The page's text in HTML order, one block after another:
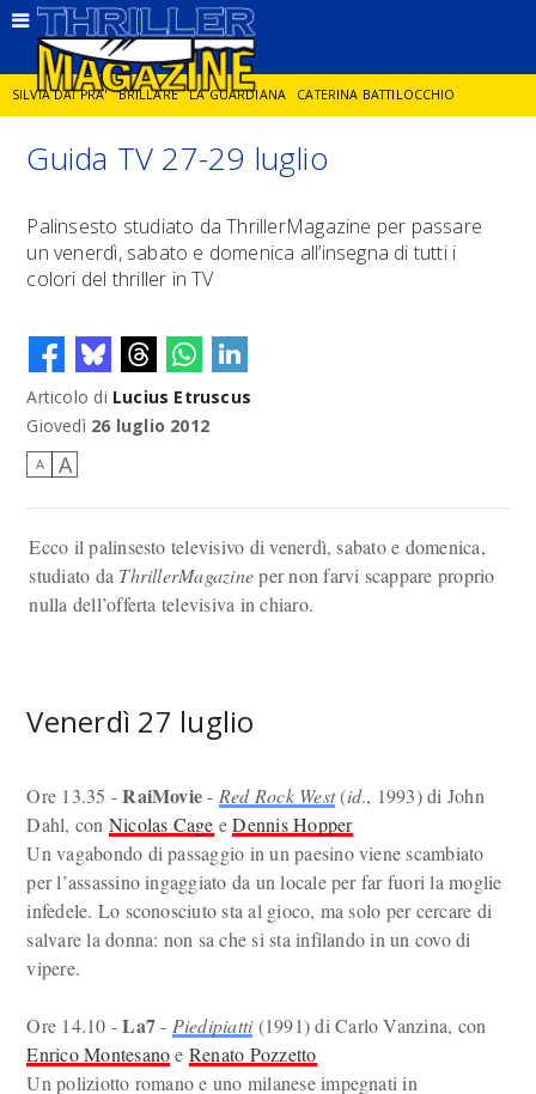
SILVIA DAI PRA' BRILLARE LA GUARDIANA CATERINA BATTILOCCHIO
JORGE DIAZ LA SPIA DELITTO IN CORNICE GIANCARLO DE CATALDO
DIEGO ZANDEL GLI ANNI DI PIETRA
Guida TV 27-29 luglio
Palinsesto studiato da ThrillerMagazine per passare
un venerdì, sabato e domenica all’insegna di tutti i
colori del thriller in TV
Articolo di Lucius Etruscus
Giovedì 26 luglio 2012
A A
Ecco il palinsesto televisivo di venerdì, sabato e domenica,
studiato da ThrillerMagazineper non farvi scappare proprio
nulla dell’offerta televisiva in chiaro.
Venerdì 27 luglio
Ore 13.35 -RaiMovie- Red Rock West(id., 1993) di John
Dahl, con Nicolas Cage eDennis Hopper
Un vagabondo di passaggio in un paesino viene scambiato
per l’assassino ingaggiato da un locale per far fuori la moglie
infedele. Lo sconosciuto sta al gioco, ma solo per cercare di
salvare la donna: non sa che si sta infilando in un covo di
vipere.
Ore 14.10 -La7- Piedipiatti(1991) di Carlo Vanzina, con
Enrico Montesanoe Renato Pozzetto
Un poliziotto romano e uno milanese impegnati in